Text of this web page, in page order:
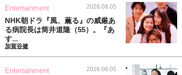
Entertainment 2026.08.05
NHK朝ドラ『風、薫る』の威厳あ
る病院長は筒井道隆（55）。『あ
す...
加賀谷健
Entertainment 2026.08.05